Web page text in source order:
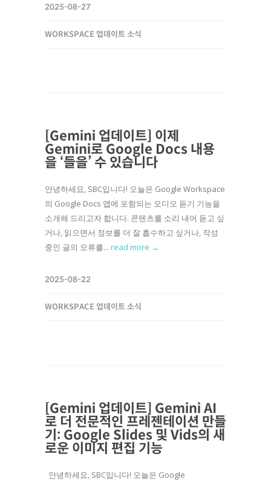
2025-08-27
WORKSPACE 업데이트 소식
[Gemini 업데이트] 이제
Gemini로 Google Docs 내용
을 ‘들을’ 수 있습니다
안녕하세요, SBC입니다! 오늘은 Google Workspace
의 Google Docs 앱에 포함되는 오디오 듣기 기능을
소개해 드리고자 합니다. 콘텐츠를 소리 내어 듣고 싶
거나, 읽으면서 정보를 더 잘 흡수하고 싶거나, 작성
중인 글의 오류를... read more →
2025-08-22
WORKSPACE 업데이트 소식
[Gemini 업데이트] Gemini AI
로 더 전문적인 프레젠테이션 만들
기: Google Slides 및 Vids의 새
로운 이미지 편집 기능
안녕하세요, SBC입니다! 오늘은 Google